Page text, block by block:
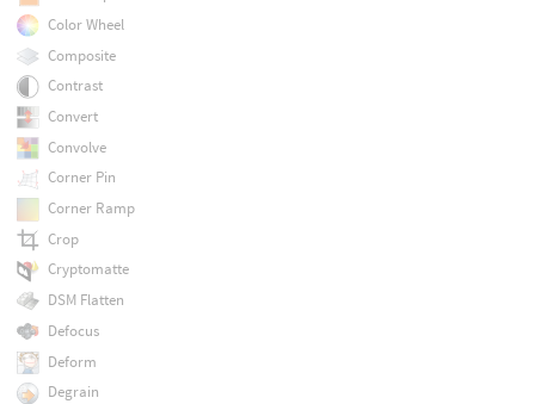
Color Wheel
Composite
Contrast
Convert
Convolve
Corner Pin
Corner Ramp
Crop
Cryptomatte
DSM Flatten
Defocus
Deform
Degrain